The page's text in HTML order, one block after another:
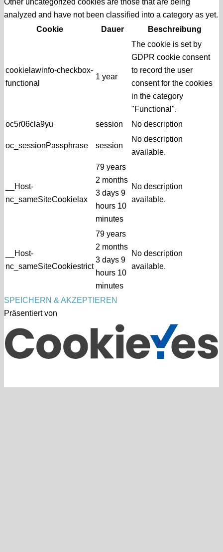
Other uncategorized cookies are those that are being
analyzed and have not been classified into a category as yet.
Cookie
Dauer Beschreibung
cookielawinfo-checkbox-
functional
1 year
The cookie is set by
GDPR cookie consent
to record the user
consent for the cookies
in the category
"Functional".
oc5r06cla9yu
session No description
oc_sessionPassphrase session
No description
available.
__Host-
nc_sameSiteCookielax
79 years
2 months
3 days 9
hours 10
minutes
No description
available.
__Host-
nc_sameSiteCookiestrict
79 years
2 months
3 days 9
hours 10
minutes
No description
available.
SPEICHERN & AKZEPTIEREN
Präsentiert von